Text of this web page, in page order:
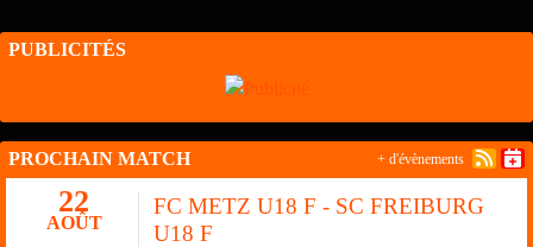
PUBLICITÉS
PROCHAIN MATCH
22
AOÛT
FC METZ U18 F - SC FREIBURG
U18 F
+ d'évènements